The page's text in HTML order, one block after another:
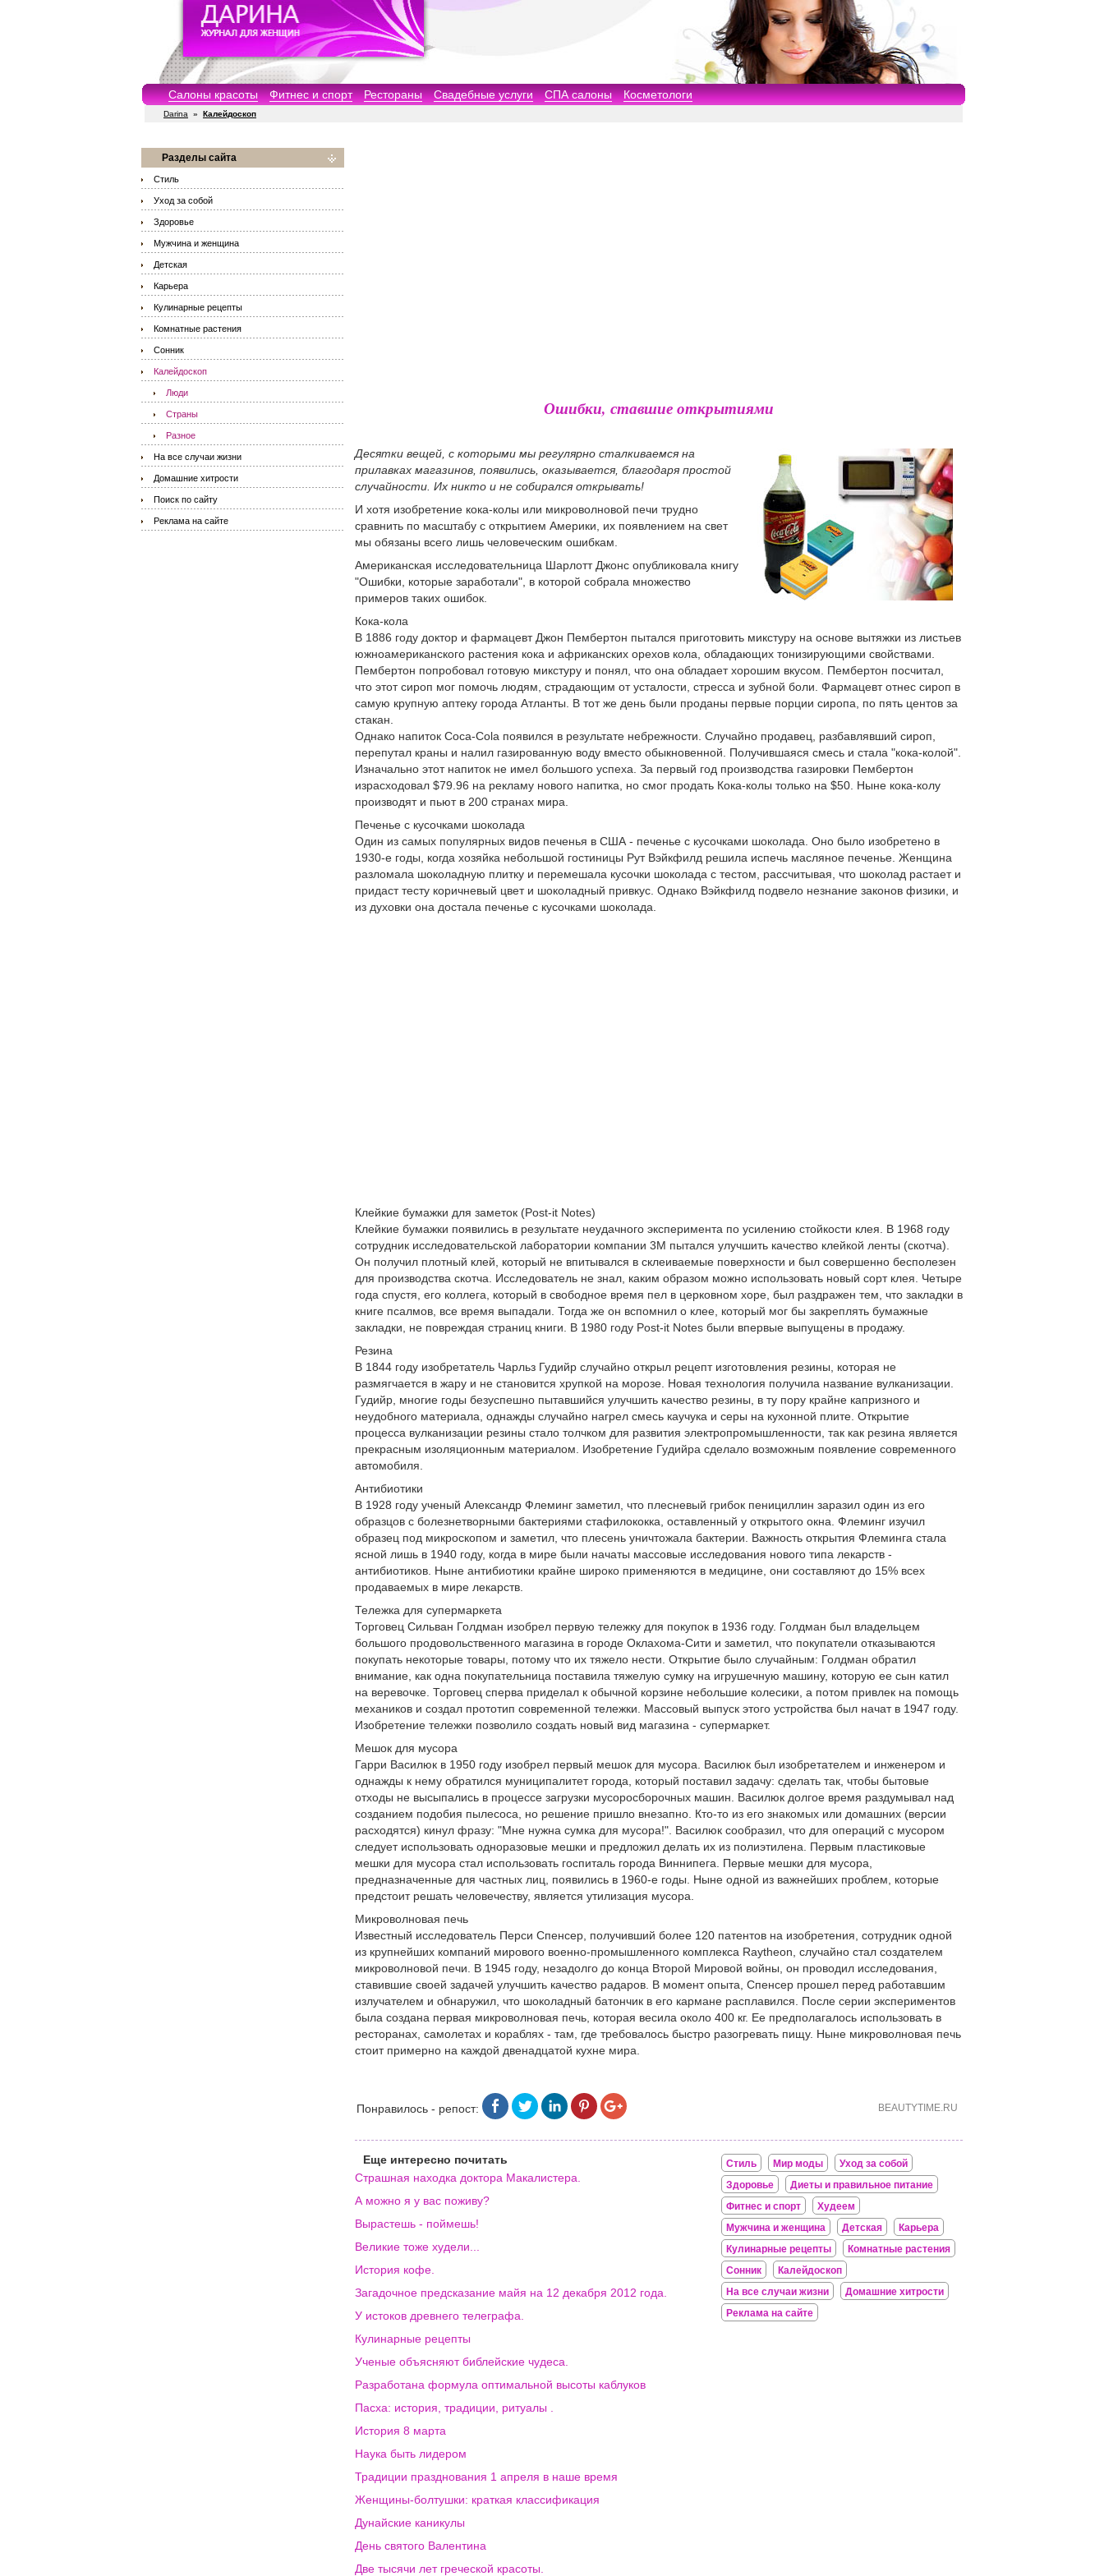
Салоны красоты Фитнес и спорт Рестораны Свадебные услуги СПА салоны Косметологи
Darina » Калейдоскоп
Разделы сайта
Стиль
Уход за собой
Здоровье
Мужчина и женщина
Детская
Карьера
Кулинарные рецепты
Комнатные растения
Сонник
Калейдоскоп
Люди
Страны
Разное
На все случаи жизни
Домашние хитрости
Поиск по сайту
Реклама на сайте
Ошибки, ставшие открытиями
Десятки вещей, с которыми мы регулярно сталкиваемся на
прилавках магазинов, появились, оказывается, благодаря простой
случайности. Их никто и не собирался открывать!
И хотя изобретение кока-колы или микроволновой печи трудно
сравнить по масштабу с открытием Америки, их появлением на свет
мы обязаны всего лишь человеческим ошибкам.
Американская исследовательница Шарлотт Джонс опубликовала книгу
"Ошибки, которые заработали", в которой собрала множество
примеров таких ошибок.
Кока-кола
В 1886 году доктор и фармацевт Джон Пембертон пытался приготовить микстуру на основе вытяжки из листьев
южноамериканского растения кока и африканских орехов кола, обладающих тонизирующими свойствами.
Пембертон попробовал готовую микстуру и понял, что она обладает хорошим вкусом. Пембертон посчитал,
что этот сироп мог помочь людям, страдающим от усталости, стресса и зубной боли. Фармацевт отнес сироп в
самую крупную аптеку города Атланты. В тот же день были проданы первые порции сиропа, по пять центов за
стакан.
Однако напиток Coca-Cola появился в результате небрежности. Случайно продавец, разбавлявший сироп,
перепутал краны и налил газированную воду вместо обыкновенной. Получившаяся смесь и стала "кока-колой".
Изначально этот напиток не имел большого успеха. За первый год производства газировки Пембертон
израсходовал $79.96 на рекламу нового напитка, но смог продать Кока-колы только на $50. Ныне кока-колу
производят и пьют в 200 странах мира.
Печенье с кусочками шоколада
Один из самых популярных видов печенья в США - печенье с кусочками шоколада. Оно было изобретено в
1930-е годы, когда хозяйка небольшой гостиницы Рут Вэйкфилд решила испечь масляное печенье. Женщина
разломала шоколадную плитку и перемешала кусочки шоколада с тестом, рассчитывая, что шоколад растает и
придаст тесту коричневый цвет и шоколадный привкус. Однако Вэйкфилд подвело незнание законов физики, и
из духовки она достала печенье с кусочками шоколада.
Клейкие бумажки для заметок (Post-it Notes)
Клейкие бумажки появились в результате неудачного эксперимента по усилению стойкости клея. В 1968 году
сотрудник исследовательской лаборатории компании 3M пытался улучшить качество клейкой ленты (скотча).
Он получил плотный клей, который не впитывался в склеиваемые поверхности и был совершенно бесполезен
для производства скотча. Исследователь не знал, каким образом можно использовать новый сорт клея. Четыре
года спустя, его коллега, который в свободное время пел в церковном хоре, был раздражен тем, что закладки в
книге псалмов, все время выпадали. Тогда же он вспомнил о клее, который мог бы закреплять бумажные
закладки, не повреждая страниц книги. В 1980 году Post-it Notes были впервые выпущены в продажу.
Резина
В 1844 году изобретатель Чарльз Гудийр случайно открыл рецепт изготовления резины, которая не
размягчается в жару и не становится хрупкой на морозе. Новая технология получила название вулканизации.
Гудийр, многие годы безуспешно пытавшийся улучшить качество резины, в ту пору крайне капризного и
неудобного материала, однажды случайно нагрел смесь каучука и серы на кухонной плите. Открытие
процесса вулканизации резины стало толчком для развития электропромышленности, так как резина является
прекрасным изоляционным материалом. Изобретение Гудийра сделало возможным появление современного
автомобиля.
Антибиотики
В 1928 году ученый Александр Флеминг заметил, что плесневый грибок пенициллин заразил один из его
образцов с болезнетворными бактериями стафилококка, оставленный у открытого окна. Флеминг изучил
образец под микроскопом и заметил, что плесень уничтожала бактерии. Важность открытия Флеминга стала
ясной лишь в 1940 году, когда в мире были начаты массовые исследования нового типа лекарств -
антибиотиков. Ныне антибиотики крайне широко применяются в медицине, они составляют до 15% всех
продаваемых в мире лекарств.
Тележка для супермаркета
Торговец Сильван Голдман изобрел первую тележку для покупок в 1936 году. Голдман был владельцем
большого продовольственного магазина в городе Оклахома-Сити и заметил, что покупатели отказываются
покупать некоторые товары, потому что их тяжело нести. Открытие было случайным: Голдман обратил
внимание, как одна покупательница поставила тяжелую сумку на игрушечную машину, которую ее сын катил
на веревочке. Торговец сперва приделал к обычной корзине небольшие колесики, а потом привлек на помощь
механиков и создал прототип современной тележки. Массовый выпуск этого устройства был начат в 1947 году.
Изобретение тележки позволило создать новый вид магазина - супермаркет.
Мешок для мусора
Гарри Василюк в 1950 году изобрел первый мешок для мусора. Василюк был изобретателем и инженером и
однажды к нему обратился муниципалитет города, который поставил задачу: сделать так, чтобы бытовые
отходы не высыпались в процессе загрузки мусоросборочных машин. Василюк долгое время раздумывал над
созданием подобия пылесоса, но решение пришло внезапно. Кто-то из его знакомых или домашних (версии
расходятся) кинул фразу: "Мне нужна сумка для мусора!". Василюк сообразил, что для операций с мусором
следует использовать одноразовые мешки и предложил делать их из полиэтилена. Первым пластиковые
мешки для мусора стал использовать госпиталь города Виннипега. Первые мешки для мусора,
предназначенные для частных лиц, появились в 1960-е годы. Ныне одной из важнейших проблем, которые
предстоит решать человечеству, является утилизация мусора.
Микроволновая печь
Известный исследователь Перси Спенсер, получивший более 120 патентов на изобретения, сотрудник одной
из крупнейших компаний мирового военно-промышленного комплекса Raytheon, случайно стал создателем
микроволновой печи. В 1945 году, незадолго до конца Второй Мировой войны, он проводил исследования,
ставившие своей задачей улучшить качество радаров. В момент опыта, Спенсер прошел перед работавшим
излучателем и обнаружил, что шоколадный батончик в его кармане расплавился. После серии экспериментов
была создана первая микроволновая печь, которая весила около 400 кг. Ее предполагалось использовать в
ресторанах, самолетах и кораблях - там, где требовалось быстро разогревать пищу. Ныне микроволновая печь
стоит примерно на каждой двенадцатой кухне мира.
Понравилось - репост: BEAUTYTIME.RU
Еще интересно почитать
Страшная находка доктора Макалистера.
А можно я у вас поживу?
Вырастешь - поймешь!
Великие тоже худели...
История кофе.
Загадочное предсказание майя на 12 декабря 2012 года.
У истоков древнего телеграфа.
Кулинарные рецепты
Ученые объясняют библейские чудеса.
Разработана формула оптимальной высоты каблуков
Пасха: история, традиции, ритуалы .
История 8 марта
Наука быть лидером
Традиции празднования 1 апреля в наше время
Женщины-болтушки: краткая классификация
Дунайские каникулы
День святого Валентина
Две тысячи лет греческой красоты.
Стиль Мир моды
Уход за собой
Здоровье
Диеты и правильное питание
Фитнес и спорт
Худеем
Мужчина и женщина
Детская
Карьера
Кулинарные рецепты
Комнатные растения
Сонник
Калейдоскоп
На все случаи жизни
Домашние хитрости
Реклама на сайте